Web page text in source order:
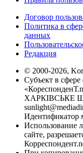
Договор
Политика в
данных
Редакция
© 2000-2026,
Субъект в
ХАРКІВСЬКЕ
Идентификатор
Использование
сайте,